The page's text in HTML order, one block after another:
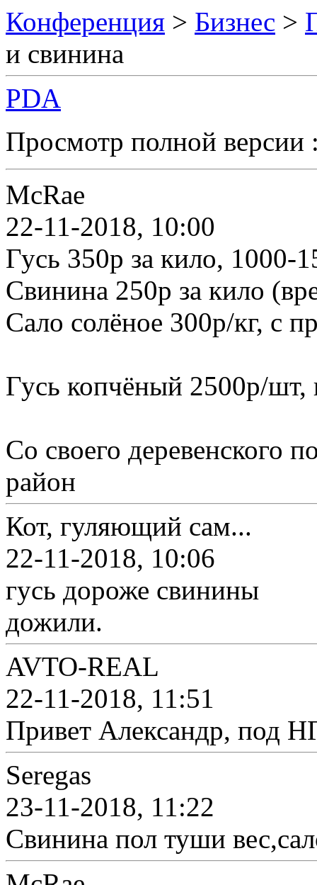
Конференция > Бизнес >
и свинина
PDA
Просмотр полной
McRae
22-11-2018, 10:00
Гусь 350р за кило, 1000-
Свинина 250р за кило
Сало солёное 300р/кг, с
Гусь копчёный 2500р/шт,
Со своего деревенского
район
Кот, гуляющий сам...
22-11-2018, 10:06
гусь дороже свинины
дожили.
AVTO-REAL
22-11-2018, 11:51
Привет Александр, под
Seregas
23-11-2018, 11:22
Свинина пол туши